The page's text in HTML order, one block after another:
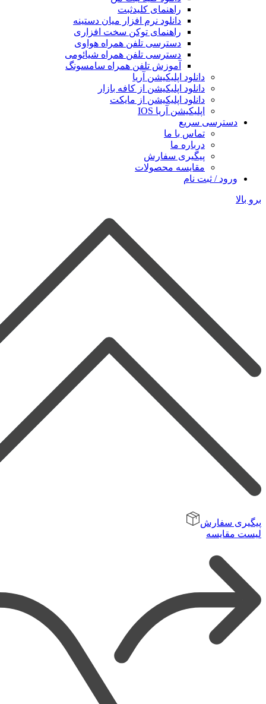
راهنمای کلیدثبت
دانلود نرم افزار میان دستینه
راهنمای توکن سخت افزاری
دسترسی تلفن همراه هواوی
دسترسی تلفن همراه شیائومی
آموزش تلفن همراه سامسونگ
دانلود اپلیکیشن آریا
دانلود اپلیکیشن از کافه بازار
دانلود اپلیکیشن از مایکت
اپلیکیشن آریا IOS
دسترسی سریع
تماس با ما
درباره ما
پیگیری سفارش
مقایسه محصولات
ورود / ثبت نام
برو بالا
پیگیری سفارش
لیست مقایسه